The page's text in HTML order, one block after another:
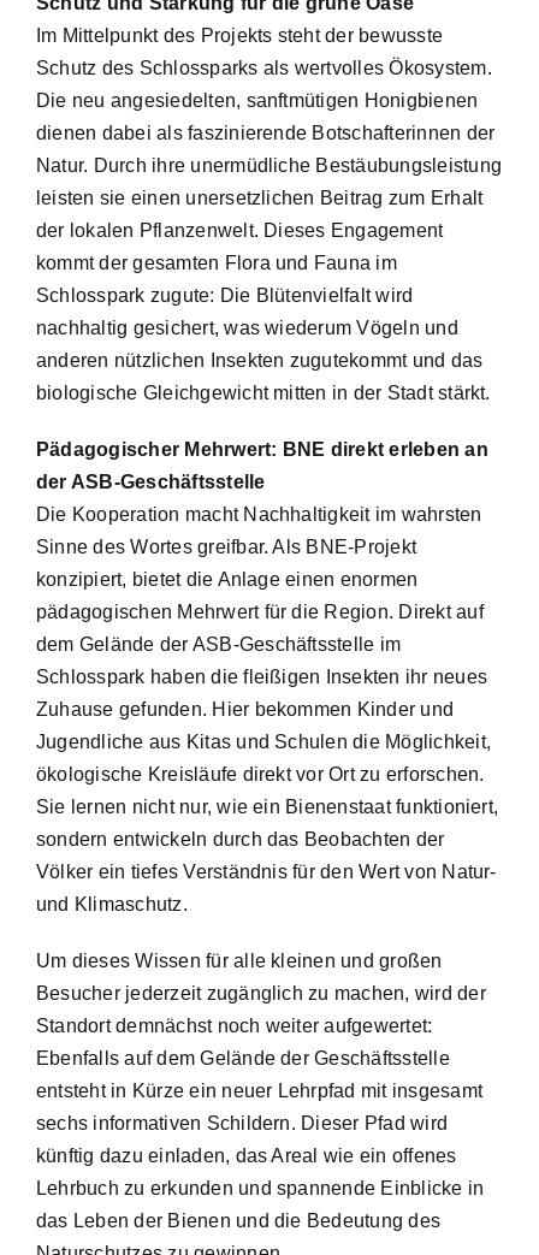
Im Mittelpunkt des Projekts steht der bewusste
Schutz des Schlossparks als wertvolles Ökosystem.
Die neu angesiedelten, sanftmütigen Honigbienen
dienen dabei als faszinierende Botschafterinnen der
Natur. Durch ihre unermüdliche Bestäubungsleistung
leisten sie einen unersetzlichen Beitrag zum Erhalt
der lokalen Pflanzenwelt. Dieses Engagement
kommt der gesamten Flora und Fauna im
Schlosspark zugute: Die Blütenvielfalt wird
nachhaltig gesichert, was wiederum Vögeln und
anderen nützlichen Insekten zugutekommt und das
biologische Gleichgewicht mitten in der Stadt stärkt.
Pädagogischer Mehrwert: BNE direkt erleben an
der ASB-Geschäftsstelle
Die Kooperation macht Nachhaltigkeit im wahrsten
Sinne des Wortes greifbar. Als BNE-Projekt
konzipiert, bietet die Anlage einen enormen
pädagogischen Mehrwert für die Region. Direkt auf
dem Gelände der ASB-Geschäftsstelle im
Schlosspark haben die fleißigen Insekten ihr neues
Zuhause gefunden. Hier bekommen Kinder und
Jugendliche aus Kitas und Schulen die Möglichkeit,
ökologische Kreisläufe direkt vor Ort zu erforschen.
Sie lernen nicht nur, wie ein Bienenstaat funktioniert,
sondern entwickeln durch das Beobachten der
Völker ein tiefes Verständnis für den Wert von Natur-
und Klimaschutz.
Um dieses Wissen für alle kleinen und großen
Besucher jederzeit zugänglich zu machen, wird der
Standort demnächst noch weiter aufgewertet:
Ebenfalls auf dem Gelände der Geschäftsstelle
entsteht in Kürze ein neuer Lehrpfad mit insgesamt
sechs informativen Schildern. Dieser Pfad wird
künftig dazu einladen, das Areal wie ein offenes
Lehrbuch zu erkunden und spannende Einblicke in
das Leben der Bienen und die Bedeutung des